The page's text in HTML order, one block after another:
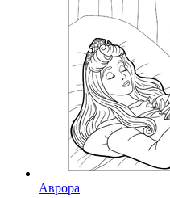
Аврора